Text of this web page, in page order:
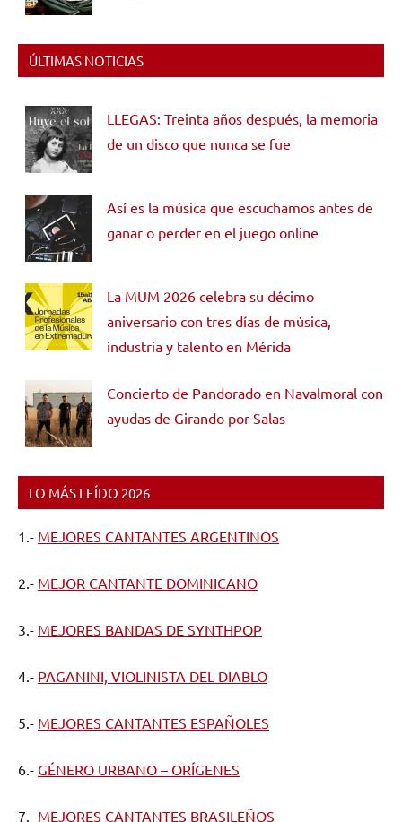
ÚLTIMAS NOTICIAS
LLEGAS: Treinta años después, la memoria
de un disco que nunca se fue
Así es la música que escuchamos antes de
ganar o perder en el juego online
La MUM 2026 celebra su décimo
aniversario con tres días de música,
industria y talento en Mérida
Concierto de Pandorado en Navalmoral con
ayudas de Girando por Salas
LO MÁS LEÍDO 2026
1.- MEJORES CANTANTES ARGENTINOS
2.- MEJOR CANTANTE DOMINICANO
3.- MEJORES BANDAS DE SYNTHPOP
4.- PAGANINI, VIOLINISTA DEL DIABLO
5.- MEJORES CANTANTES ESPAÑOLES
6.- GÉNERO URBANO – ORÍGENES
7.- MEJORES CANTANTES BRASILEÑOS